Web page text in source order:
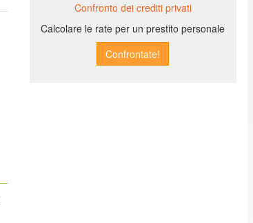
Confronto dei crediti privati
Calcolare le rate per un prestito personale